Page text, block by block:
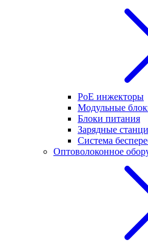
PoE инжекторы
Модульные
Блоки питания
Зарядные
Система
Оптоволоконное